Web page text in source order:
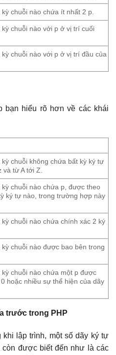
chuỗi nào chứa ít nhất 2 p.
kỳ chuỗi nào với p ở vị trí cuối
kỳ chuỗi nào với p ở vị trí đầu của
bạn hiểu rõ hơn về các khái
chuỗi không chứa bất kỳ ký tự
từ A tới Z.
kỳ chuỗi nào chứa p, được theo
ký tự nào, trong trường hợp này
chuỗi nào chứa chính xác 2 ký
chuỗi nào được bao bên trong
kỳ chuỗi nào chứa một p được
hoặc nhiều sự thể hiện của dãy
trước trong PHP
lập trình, một số dãy ký tự
được biết đến như là các